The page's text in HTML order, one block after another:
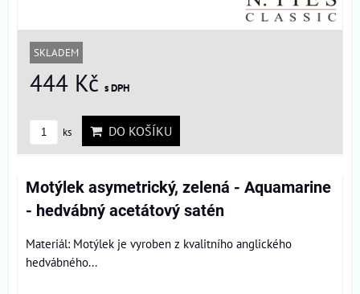
SKLADEM
444 Kč s DPH
ks DO KOŠÍKU
Motýlek asymetrický, zelená - Aquamarine
- hedvábný acetátový satén
Materiál: Motýlek je vyroben z kvalitního anglického
hedvábného...